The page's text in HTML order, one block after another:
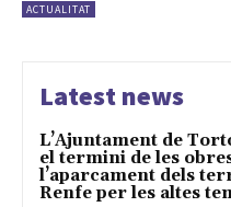
ACTUALITAT
Latest news
L’Ajuntament de
el termini de les
l’aparcament dels
Renfe per les altes